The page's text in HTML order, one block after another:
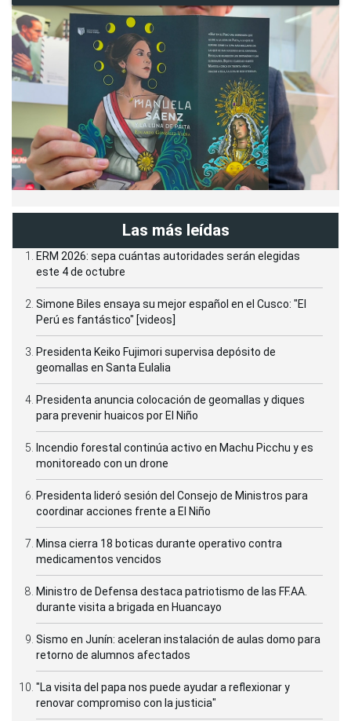
Las más leídas
ERM 2026: sepa cuántas autoridades serán elegidas
este 4 de octubre
Simone Biles ensaya su mejor español en el Cusco: "El
Perú es fantástico" [videos]
Presidenta Keiko Fujimori supervisa depósito de
geomallas en Santa Eulalia
Presidenta anuncia colocación de geomallas y diques
para prevenir huaicos por El Niño
Incendio forestal continúa activo en Machu Picchu y es
monitoreado con un drone
Presidenta lideró sesión del Consejo de Ministros para
coordinar acciones frente a El Niño
Minsa cierra 18 boticas durante operativo contra
medicamentos vencidos
Ministro de Defensa destaca patriotismo de las FF.AA.
durante visita a brigada en Huancayo
Sismo en Junín: aceleran instalación de aulas domo para
retorno de alumnos afectados
"La visita del papa nos puede ayudar a reflexionar y
renovar compromiso con la justicia"